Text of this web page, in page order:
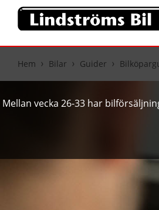
Hem Bilar Guider
Mellan vecka 26-33 har